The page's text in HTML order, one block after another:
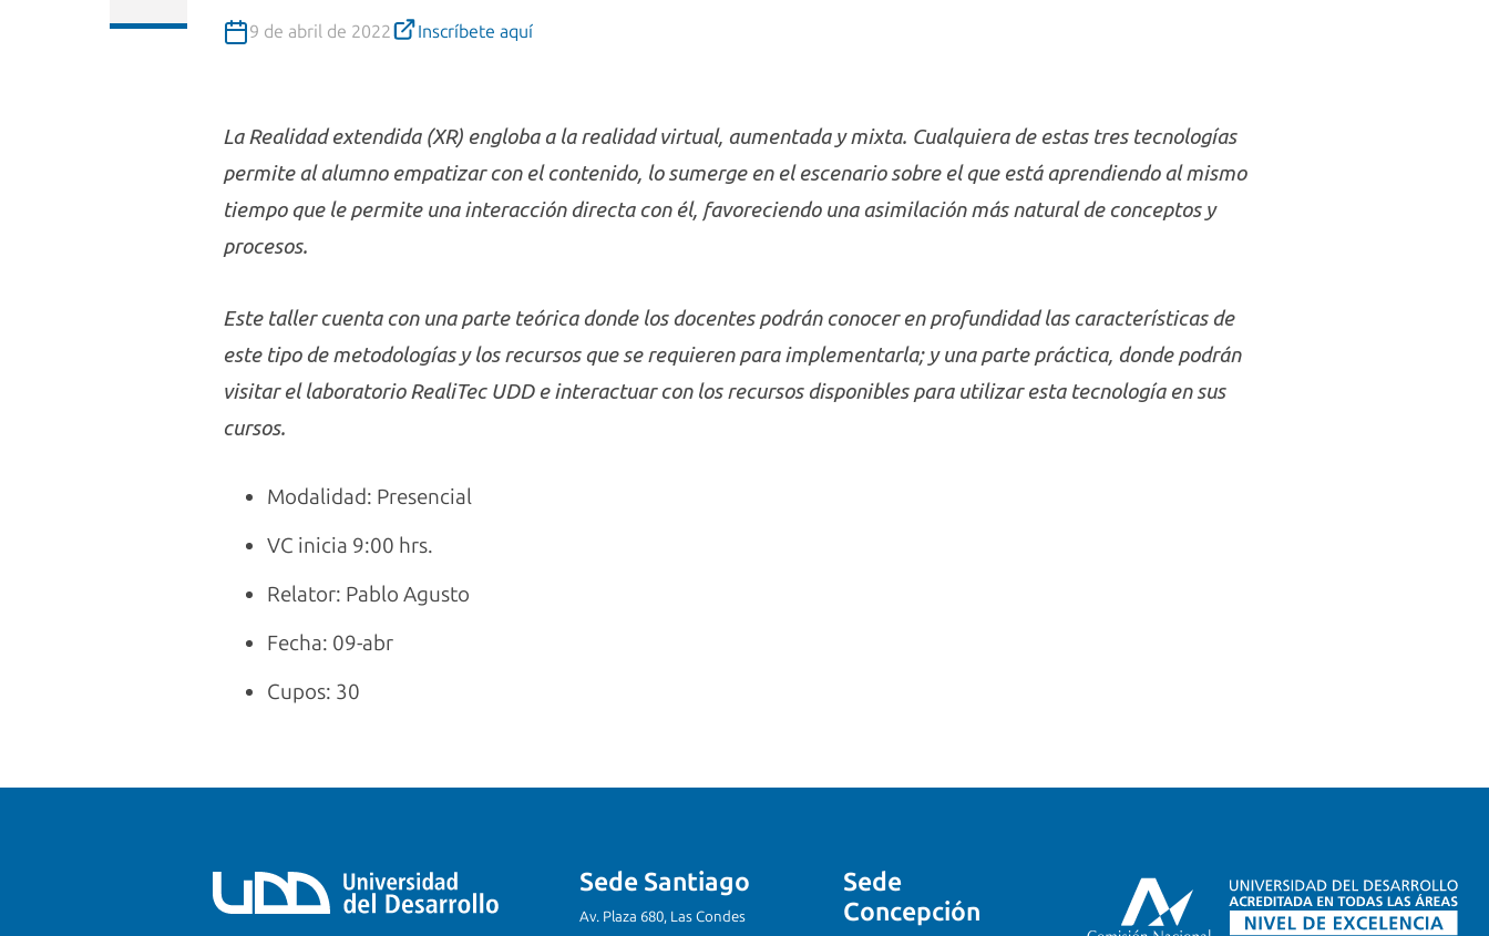
9 de abril de 2022 Inscríbete aquí
La Realidad extendida (XR) engloba a la realidad virtual, aumentada y mixta. Cualquiera de estas tres tecnologías
permite al alumno empatizar con el contenido, lo sumerge en el escenario sobre el que está aprendiendo al mismo
tiempo que le permite una interacción directa con él, favoreciendo una asimilación más natural de conceptos y
procesos.
Este taller cuenta con una parte teórica donde los docentes podrán conocer en profundidad las características de
este tipo de metodologías y los recursos que se requieren para implementarla; y una parte práctica, donde podrán
visitar el laboratorio RealiTec UDD e interactuar con los recursos disponibles para utilizar esta tecnología en sus
cursos.
Modalidad: Presencial
VC inicia 9:00 hrs.
Relator: Pablo Agusto
Fecha: 09-abr
Cupos: 30
Sede Santiago
Av. Plaza 680, Las Condes
Sede
Concepción